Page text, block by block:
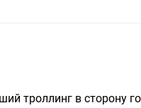
троллинг в сторону